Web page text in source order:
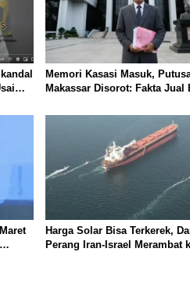
Memori Kasasi Masuk,
Makassar Disorot: Fakta Jual
Harga Solar Bisa Terkerek,
Perang Iran-Israel Merambat